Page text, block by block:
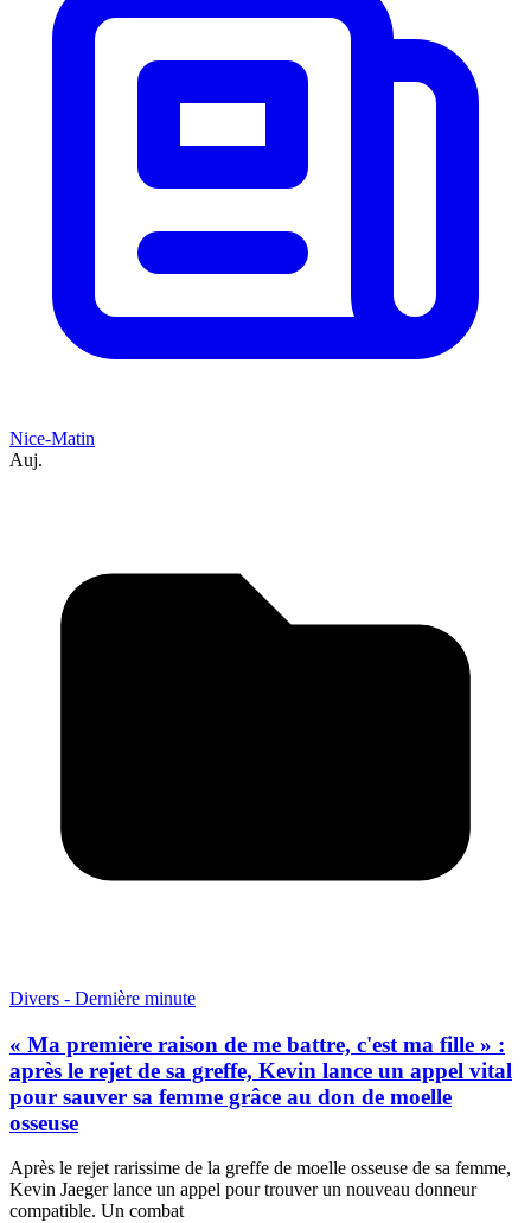
Nice-Matin
Auj.
Divers - Dernière minute
« Ma première raison de me battre, c'est ma fille » :
après le rejet de sa greffe, Kevin lance un appel vital
pour sauver sa femme grâce au don de moelle
osseuse
Après le rejet rarissime de la greffe de moelle osseuse de sa femme,
Kevin Jaeger lance un appel pour trouver un nouveau donneur
compatible. Un combat